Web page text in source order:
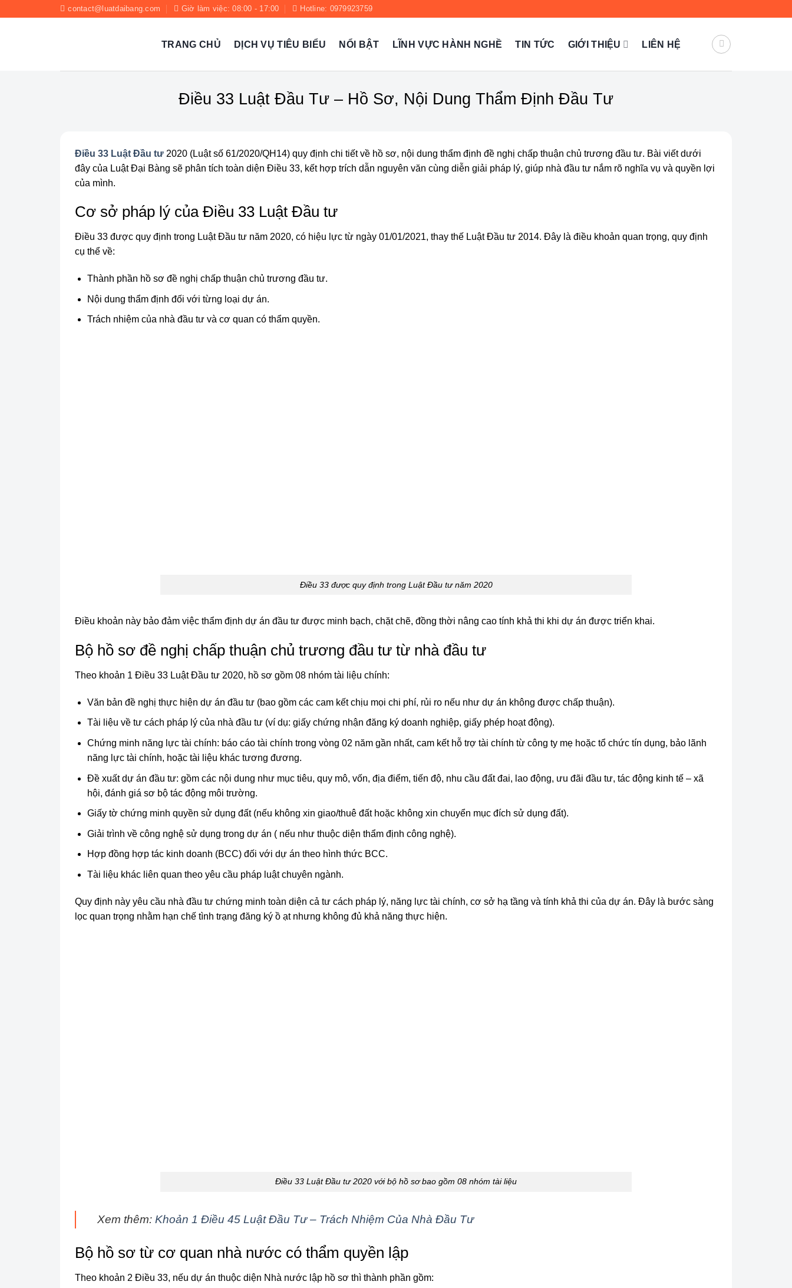
contact@luatdaibang.com Giờ làm việc: 08:00 - 17:00 Hotline: 0979923759
TRANG CHỦ DỊCH VỤ TIÊU BIỂU NỔI BẬT LĨNH VỰC HÀNH NGHỀ TIN TỨC GIỚI THIỆU LIÊN HỆ
Điều 33 Luật Đầu Tư – Hồ Sơ, Nội Dung Thẩm Định Đầu Tư
Điều 33 Luật Đầu tư 2020 (Luật số 61/2020/QH14) quy định chi tiết về hồ sơ, nội dung thẩm định đề nghị chấp thuận chủ trương đầu tư. Bài viết dưới
đây của Luật Đại Bàng sẽ phân tích toàn diện Điều 33, kết hợp trích dẫn nguyên văn cùng diễn giải pháp lý, giúp nhà đầu tư nắm rõ nghĩa vụ và quyền lợi
của mình.
Cơ sở pháp lý của Điều 33 Luật Đầu tư
Điều 33 được quy định trong Luật Đầu tư năm 2020, có hiệu lực từ ngày 01/01/2021, thay thế Luật Đầu tư 2014. Đây là điều khoản quan trọng, quy định
cụ thể về:
Thành phần hồ sơ đề nghị chấp thuận chủ trương đầu tư.
Nội dung thẩm định đối với từng loại dự án.
Trách nhiệm của nhà đầu tư và cơ quan có thẩm quyền.
Điều 33 được quy định trong Luật Đầu tư năm 2020
Điều khoản này bảo đảm việc thẩm định dự án đầu tư được minh bạch, chặt chẽ, đồng thời nâng cao tính khả thi khi dự án được triển khai.
Bộ hồ sơ đề nghị chấp thuận chủ trương đầu tư từ nhà đầu tư
Theo khoản 1 Điều 33 Luật Đầu tư 2020, hồ sơ gồm 08 nhóm tài liệu chính:
Văn bản đề nghị thực hiện dự án đầu tư (bao gồm các cam kết chịu mọi chi phí, rủi ro nếu như dự án không được chấp thuận).
Tài liệu về tư cách pháp lý của nhà đầu tư (ví dụ: giấy chứng nhận đăng ký doanh nghiệp, giấy phép hoạt động).
Chứng minh năng lực tài chính: báo cáo tài chính trong vòng 02 năm gần nhất, cam kết hỗ trợ tài chính từ công ty mẹ hoặc tổ chức tín dụng, bảo lãnh
năng lực tài chính, hoặc tài liệu khác tương đương.
Đề xuất dự án đầu tư: gồm các nội dung như mục tiêu, quy mô, vốn, địa điểm, tiến độ, nhu cầu đất đai, lao động, ưu đãi đầu tư, tác động kinh tế – xã
hội, đánh giá sơ bộ tác động môi trường.
Giấy tờ chứng minh quyền sử dụng đất (nếu không xin giao/thuê đất hoặc không xin chuyển mục đích sử dụng đất).
Giải trình về công nghệ sử dụng trong dự án ( nếu như thuộc diện thẩm định công nghệ).
Hợp đồng hợp tác kinh doanh (BCC) đối với dự án theo hình thức BCC.
Tài liệu khác liên quan theo yêu cầu pháp luật chuyên ngành.
Quy định này yêu cầu nhà đầu tư chứng minh toàn diện cả tư cách pháp lý, năng lực tài chính, cơ sở hạ tầng và tính khả thi của dự án. Đây là bước sàng
lọc quan trọng nhằm hạn chế tình trạng đăng ký ồ ạt nhưng không đủ khả năng thực hiện.
Điều 33 Luật Đầu tư 2020 với bộ hồ sơ bao gồm 08 nhóm tài liệu
Xem thêm: Khoản 1 Điều 45 Luật Đầu Tư – Trách Nhiệm Của Nhà Đầu Tư
Bộ hồ sơ từ cơ quan nhà nước có thẩm quyền lập
Theo khoản 2 Điều 33, nếu dự án thuộc diện Nhà nước lập hồ sơ thì thành phần gồm: